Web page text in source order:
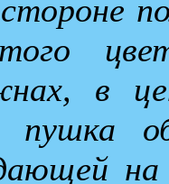
в
пушка